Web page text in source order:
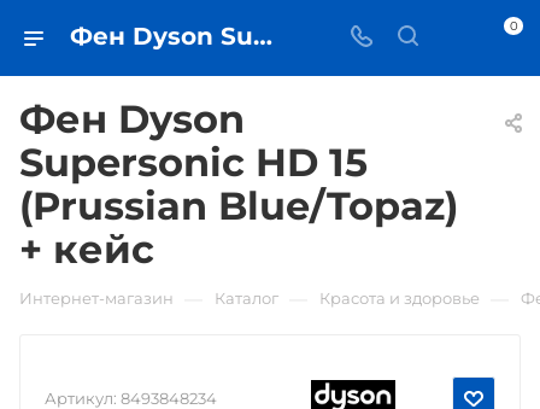
Фен Dyson Supersonic HD 15 (Prussian Blue/Topaz) + кейс • купить в Самаре - iЧехол 0
Фен Dyson
Supersonic HD 15
(Prussian Blue/Topaz)
+ кейс
Интернет-магазин Каталог Красота и здоровье
Артикул: 8493848234